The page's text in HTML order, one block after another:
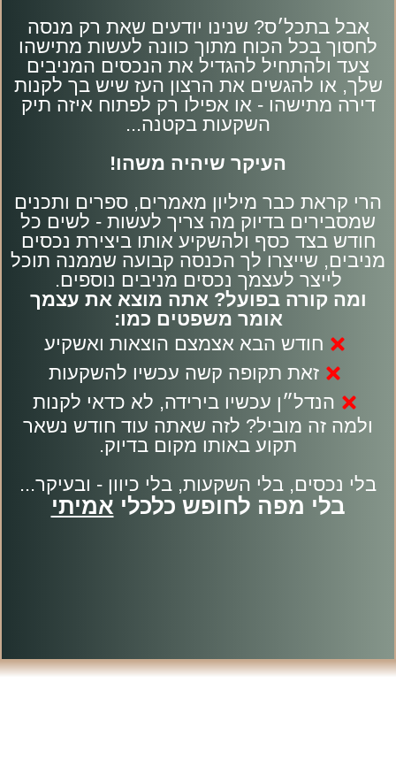
אבל בתכל׳ס? שנינו יודעים שאת רק מנסה
לחסוך בכל הכוח מתוך כוונה לעשות מתישהו
צעד ולהתחיל להגדיל את הנכסים המניבים
שלך, או להגשים את הרצון העז שיש בך לקנות
דירה מתישהו - או אפילו רק לפתוח איזה תיק
השקעות בקטנה...
העיקר שיהיה משהו!
הרי קראת כבר מיליון מאמרים, ספרים ותכנים
שמסבירים בדיוק מה צריך לעשות - לשים כל
חודש בצד כסף ולהשקיע אותו ביצירת נכסים
מניבים, שייצרו לך הכנסה קבועה שממנה תוכל
לייצר לעצמך נכסים מניבים נוספים.
ומה קורה בפועל? אתה מוצא את עצמך
אומר משפטים כמו:
חודש הבא אצמצם הוצאות ואשקיע
זאת תקופה קשה עכשיו להשקעות
הנדל״ן עכשיו בירידה, לא כדאי לקנות
ולמה זה מוביל? לזה שאתה עוד חודש נשאר
תקוע באותו מקום בדיוק.
בלי נכסים, בלי השקעות, בלי כיוון - ובעיקר...
בלי מפה לחופש כלכלי אמיתי